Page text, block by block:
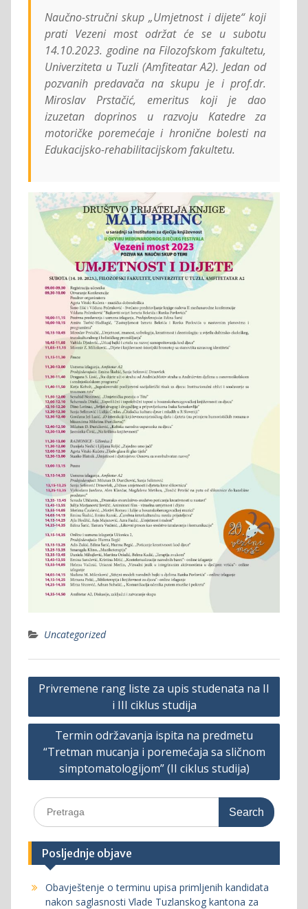
Naučno-stručni skup „Umjetnost i dijete“ koji
prati Vezeni most održat će se u subotu
14.10.2023. godine na Filozofskom fakultetu,
Univerziteta u Tuzli (Amfiteatar A2). Jedan od
pozvanih predavača na skupu je i prof.dr.
Miroslav Prstačić, emeritus koji je dao
izuzetan doprinos u razvoju Katedre za
motoričke poremećaje i hronične bolesti na
Edukacijsko-rehabilitacijskom fakultetu.
Uncategorized
Post
Privremene rang liste za upis studenata na II
i III ciklus studija
Termin održavanja ispita na predmetu
“Tretman mucanja i poremećaja sa sličnom
simptomatologijom” (II ciklus studija)
Search
for:
Posljednje objave
Obavještenje o terminu upisa primljenih kandidata
nakon saglasnosti Vlade Tuzlanskog kantona za